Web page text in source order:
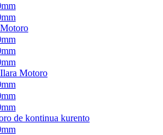
Motoro
de kontinua kurento